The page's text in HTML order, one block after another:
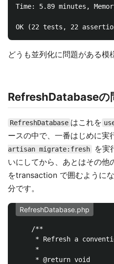
Time: 5.89 minutes,
どうも並列化に問題がある模
RefreshDatabaseの
RefreshDatabase はこれを
ースの中で、一番はじめに実
artisan migrate:fresh
を実
いにしてから、あとはその他
をtransaction で囲むように
分です。
RefreshDatabase.php
/**
* Refresh a
     *
     * @return void